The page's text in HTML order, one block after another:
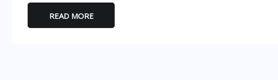
READ MORE